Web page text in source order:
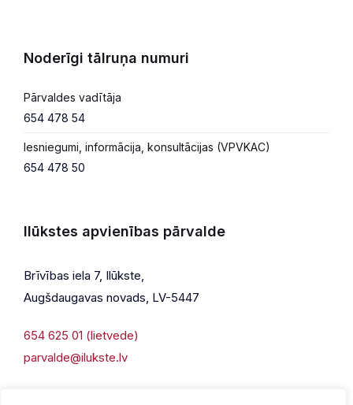
Noderīgi tālruņa numuri
Pārvaldes vadītāja
654 478 54
Iesniegumi, informācija, konsultācijas (VPVKAC)
654 478 50
Ilūkstes apvienības pārvalde
Brīvības iela 7, Ilūkste,
Augšdaugavas novads, LV-5447
654 625 01 (lietvede)
parvalde@ilukste.lv